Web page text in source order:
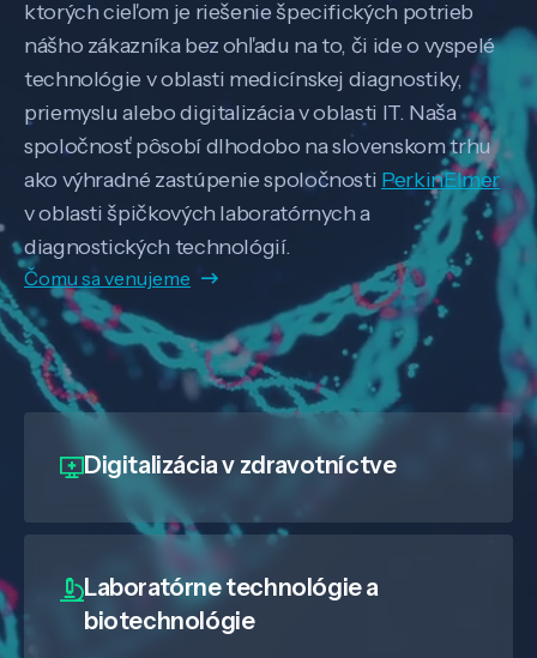
ktorých cieľom je riešenie špecifických potrieb
nášho zákazníka bez ohľadu na to, či ide o vyspelé
technológie v oblasti medicínskej diagnostiky,
priemyslu alebo digitalizácia v oblasti IT. Naša
spoločnosť pôsobí dlhodobo na slovenskom trhu
ako výhradné zastúpenie spoločnosti PerkinElmer
v oblasti špičkových laboratórnych a
diagnostických technológií.
Čomu sa venujeme
Digitalizáciav zdravotníctve
Laboratórne technológie a
biotechnológie